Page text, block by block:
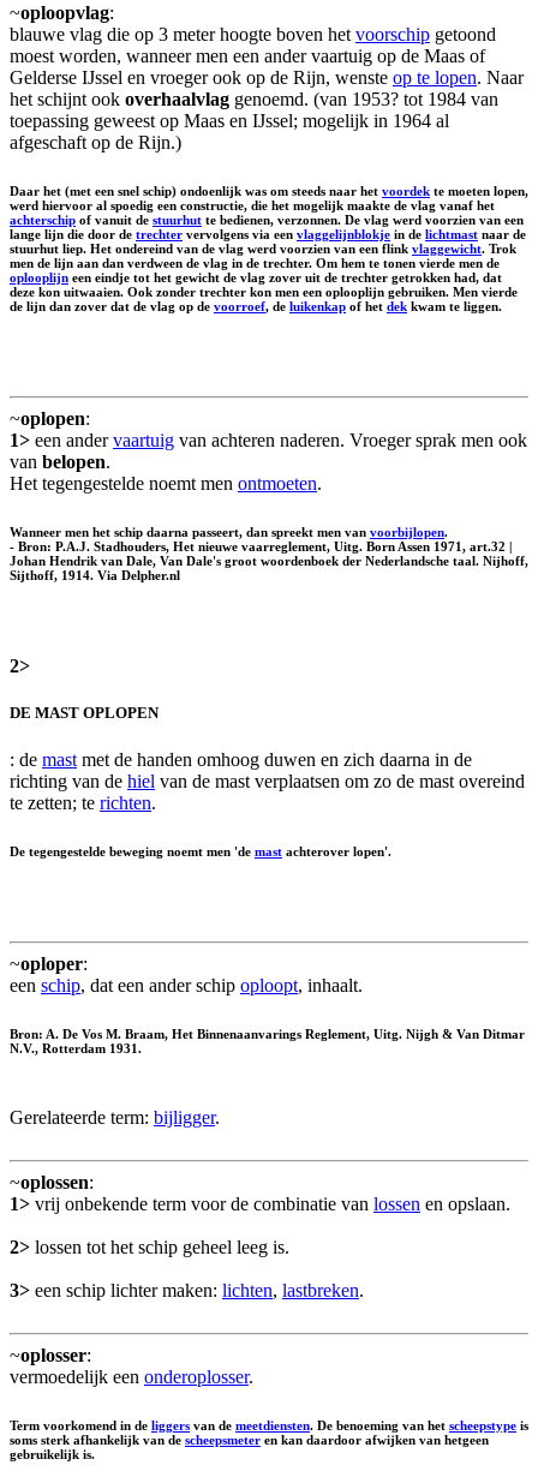
~oploopvlag:
blauwe vlag die op 3 meter hoogte boven het voorschip getoond
moest worden, wanneer men een ander vaartuig op de Maas of
Gelderse IJssel en vroeger ook op de Rijn, wenste op te lopen. Naar
het schijnt ook overhaalvlag genoemd. (van 1953? tot 1984 van
toepassing geweest op Maas en IJssel; mogelijk in 1964 al
afgeschaft op de Rijn.)
Daar het (met een snel schip) ondoenlijk was om steeds naar het voordek te moeten lopen,
werd hiervoor al spoedig een constructie, die het mogelijk maakte de vlag vanaf het
achterschip of vanuit de stuurhut te bedienen, verzonnen. De vlag werd voorzien van een
lange lijn die door de trechter vervolgens via een vlaggelijnblokje in de lichtmast naar de
stuurhut liep. Het ondereind van de vlag werd voorzien van een flink vlaggewicht. Trok
men de lijn aan dan verdween de vlag in de trechter. Om hem te tonen vierde men de
oplooplijn een eindje tot het gewicht de vlag zover uit de trechter getrokken had, dat
deze kon uitwaaien. Ook zonder trechter kon men een oplooplijn gebruiken. Men vierde
de lijn dan zover dat de vlag op de voorroef, de luikenkap of het dek kwam te liggen.
~oplopen:
1> een andervaartuig van achteren naderen. Vroeger sprak men ook
van belopen.
Het tegengestelde noemt men ontmoeten.
Wanneer men het schip daarna passeert, dan spreekt men van voorbijlopen.
- Bron: P.A.J. Stadhouders, Het nieuwe vaarreglement, Uitg. Born Assen 1971, art.32 |
Johan Hendrik van Dale, Van Dale's groot woordenboek der Nederlandsche taal. Nijhoff,
Sijthoff, 1914. Via Delpher.nl
2>
DE MAST OPLOPEN
: de mast met de handen omhoog duwen en zich daarna in de
richting van de hiel van de mast verplaatsen om zo de mast overeind
te zetten; te richten.
De tegengestelde beweging noemt men 'de mast achterover lopen'.
~oploper:
een schip, dat een ander schip oploopt, inhaalt.
Bron: A. De Vos M. Braam, Het Binnenaanvarings Reglement, Uitg. Nijgh & Van Ditmar
N.V., Rotterdam 1931.
Gerelateerde term: bijligger.
~oplossen:
1> vrij onbekende term voor de combinatie van lossen en opslaan.
2> lossen tot het schip geheel leeg is.
3> een schip lichter maken: lichten, lastbreken.
~oplosser:
vermoedelijk een onderoplosser.
Term voorkomend in de liggers van de meetdiensten. De benoeming van het scheepstype is
soms sterk afhankelijk van de scheepsmeter en kan daardoor afwijken van hetgeen
gebruikelijk is.